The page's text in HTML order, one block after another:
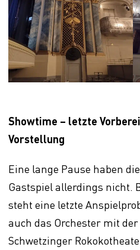
Showtime – letzte
Vorstellung
Eine lange Pause haben
Gastspiel allerdings nicht.
steht eine letzte
auch das Orchester mit
Schwetzinger